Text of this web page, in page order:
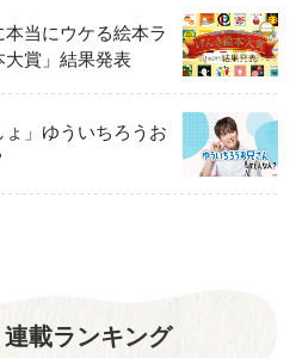
本当にウケる絵本ラ
大賞」結果発表
ょ」ゆういちろうお
載ランキング